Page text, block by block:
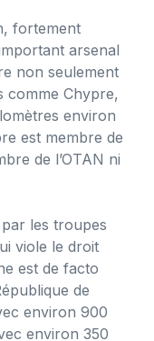
fortement
arsenal
non seulement
comme Chypre,
environ
est membre de
de l’OTAN ni
par les troupes
viole le droit
est de facto
de
environ 900
environ 350